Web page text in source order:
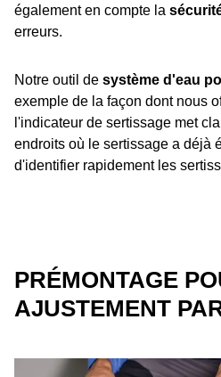
également en compte la
erreurs.
Notre outil de système d'eau
exemple de la façon dont nous
l'indicateur de sertissage met
endroits où le sertissage a déjà
d'identifier rapidement les
PRÉMONTAGE
AJUSTEMENT